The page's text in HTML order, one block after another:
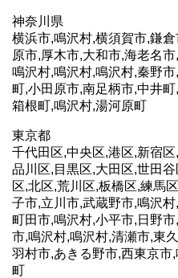
神奈川県
横浜市,鳴沢村,横須賀市,鎌
原市,厚木市,大和市,海老名
鳴沢村,鳴沢村,鳴沢村,秦野
町,小田原市,南足柄市,中井
箱根町,鳴沢村,湯河原町
東京都
千代田区,中央区,港区,新宿
品川区,目黒区,大田区,世田
区,北区,荒川区,板橋区,練馬
子市,立川市,武蔵野市,鳴沢
町田市,鳴沢村,小平市,日野
市,鳴沢村,鳴沢村,清瀬市,東
羽村市,あきる野市,西東京市
町